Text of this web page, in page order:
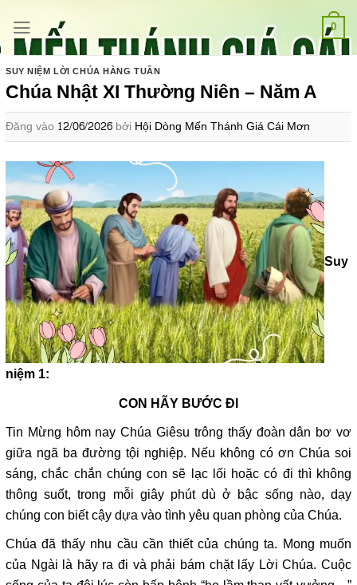
qua
nội
dung
0
SUY NIỆM LỜI CHÚA HÀNG TUẦN
Chúa Nhật XI Thường Niên – Năm A
Đăng vào 12/06/2026 bởi Hội Dòng Mến Thánh Giá Cái Mơn
Suy
niệm 1:
CON HÃY BƯỚC ĐI
Tin Mừng hôm nay Chúa Giêsu trông thấy đoàn dân bơ vơ
giữa ngã ba đường tội nghiệp. Nếu không có ơn Chúa soi
sáng, chắc chắn chúng con sẽ lạc lối hoặc có đi thì không
thông suốt, trong mỗi giây phút dù ở bậc sống nào, dạy
chúng con biết cậy dựa vào tình yêu quan phòng của Chúa.
Chúa đã thấy nhu cầu cần thiết của chúng ta. Mong muốn
của Ngài là hãy ra đi và phải bám chặt lấy Lời Chúa. Cuộc